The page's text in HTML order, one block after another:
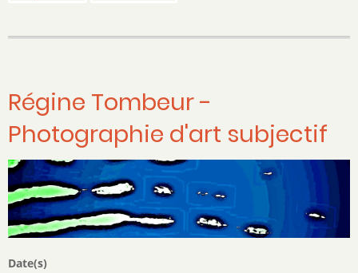
Régine Tombeur -
Photographie d'art subjectif
Date(s)